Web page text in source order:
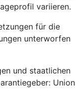
variieren.
für die
unterworfen
und staatlichen
Union